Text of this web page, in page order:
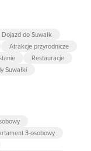
Dojazd do Suwałk
Atrakcje przyrodnicze
Restauracje
Suwałki
3-osobowy